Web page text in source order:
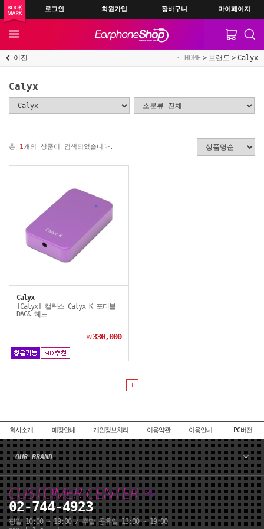
로그인 회원가입 장바구니 마이페이지
이전 HOME 브랜드 Calyx
Calyx
총 1개의 상품이 검색되었습니다.
Calyx
[Calyx] 캘릭스 Calyx K 포터블
DAC& 헤드
￦330,000
1
회사소개 매장안내 개인정보처리 이용약관 이용안내 PC버전
OUR BRAND
02-744-4923
평일 10:00 ~ 19:00 / 주말,공휴일 13:00 ~ 19:00